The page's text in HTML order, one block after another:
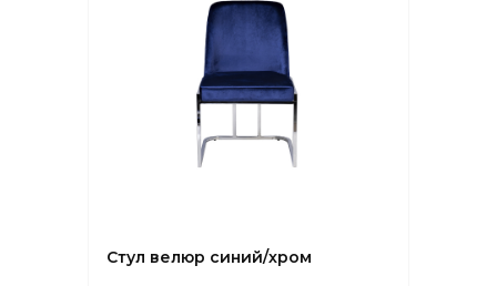
Стул велюр синий/хром